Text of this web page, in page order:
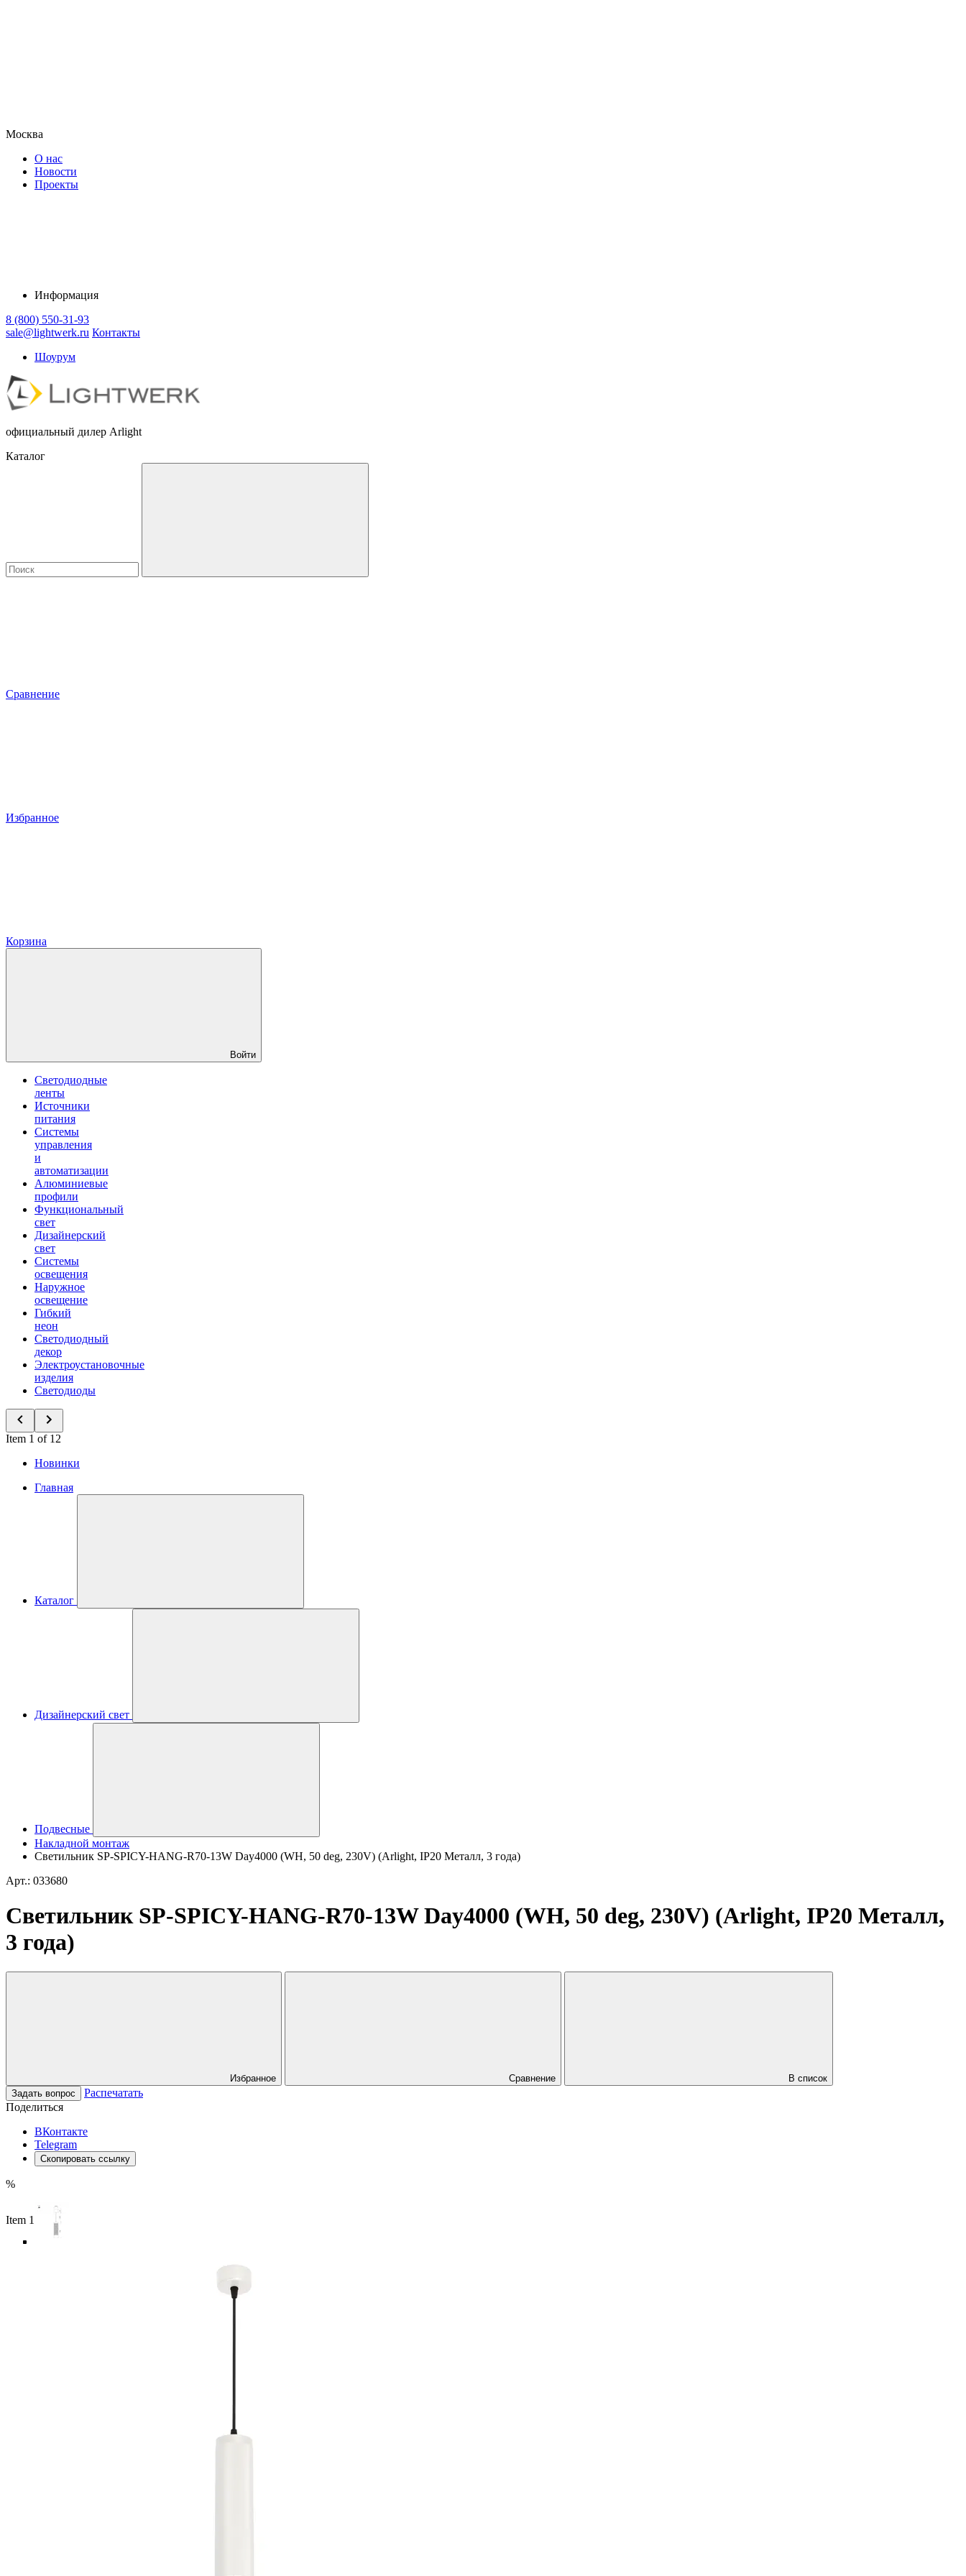
Москва
О нас
Новости
Проекты
Информация
8 (800) 550-31-93
sale@lightwerk.ru Контакты
Шоурум
официальный дилер Arlight
Каталог
Сравнение
Избранное
Корзина
Войти
Светодиодные
ленты
Источники
питания
Системы
управления
и
автоматизации
Алюминиевые
профили
Функциональный
свет
Дизайнерский
свет
Системы
освещения
Наружное
освещение
Гибкий
неон
Светодиодный
декор
Электроустановочные
изделия
Светодиоды
Item 1 of 12
Новинки
Главная
Каталог
Дизайнерский свет
Подвесные
Накладной монтаж
Светильник SP-SPICY-HANG-R70-13W Day4000 (WH, 50 deg, 230V) (Arlight, IP20 Металл, 3 года)
Арт.: 033680
Светильник SP-SPICY-HANG-R70-13W Day4000 (WH, 50 deg, 230V) (Arlight, IP20 Металл,
3 года)
Избранное Сравнение
В список
Задать вопрос
Распечатать
Поделиться
ВКонтакте
Telegram
Скопировать ссылку
%
Item 1 of 6